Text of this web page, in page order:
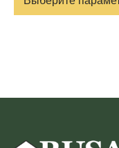
можно